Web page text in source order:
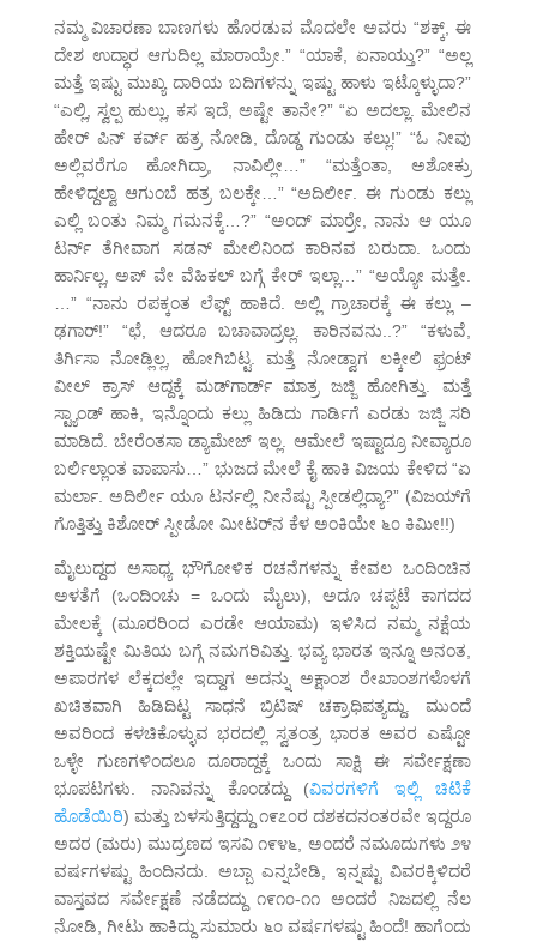
ನಮ್ಮ ವಿಚಾರಣಾ ಬಾಣಗಳು ಹೊರಡುವ ಮೊದಲೇ ಅವರು “ಶಕ್ಕ್, ಈ
ದೇಶ ಉದ್ಧಾರ ಆಗುದಿಲ್ಲ ಮಾರಾಯ್ರೇ.” “ಯಾಕೆ, ಏನಾಯ್ತು?” “ಅಲ್ಲ
ಮತ್ತೆ ಇಷ್ಟು ಮುಖ್ಯ ದಾರಿಯ ಬದಿಗಳನ್ನು ಇಷ್ಟು ಹಾಳು ಇಟ್ಕೊಳ್ಳುದಾ?”
“ಎಲ್ಲಿ, ಸ್ವಲ್ಪ ಹುಲ್ಲು, ಕಸ ಇದೆ, ಅಷ್ಟೇ ತಾನೇ?” “ಏ ಅದಲ್ಲಾ. ಮೇಲಿನ
ಹೇರ್ ಪಿನ್ ಕರ್ವ್ ಹತ್ರ ನೋಡಿ, ದೊಡ್ಡ ಗುಂಡು ಕಲ್ಲು!” “ಓ ನೀವು
ಅಲ್ಲಿವರೆಗೂ ಹೋಗಿದ್ರಾ, ನಾವಿಲ್ಲೀ…” “ಮತ್ತೆಂತಾ, ಅಶೋಕ್ರು
ಹೇಳಿದ್ದಲ್ವಾ ಆಗುಂಬೆ ಹತ್ರ ಬಲಕ್ಕೇ…” “ಅದಿರ್ಲೀ. ಈ ಗುಂಡು ಕಲ್ಲು
ಎಲ್ಲಿ ಬಂತು ನಿಮ್ಮ ಗಮನಕ್ಕೆ…?” “ಅಂದ್ ಮಾರ್ರೇ, ನಾನು ಆ ಯೂ
ಟರ್ನ್ ತೆಗೀವಾಗ ಸಡನ್ ಮೇಲಿನಿಂದ ಕಾರಿನವ ಬರುದಾ. ಒಂದು
ಹಾರ್ನಿಲ್ಲ, ಅಪ್ ವೇ ವೆಹಿಕಲ್ ಬಗ್ಗೆ ಕೇರ್ ಇಲ್ಲಾ…” “ಅಯ್ಯೋ ಮತ್ತೇ.
…” “ನಾನು ರಪಕ್ಕಂತ ಲೆಫ್ಟ್ ಹಾಕಿದೆ. ಅಲ್ಲಿ ಗ್ರಾಚಾರಕ್ಕೆ ಈ ಕಲ್ಲು –
ಢಗಾರ್!” “ಛೆ, ಆದರೂ ಬಚಾವಾದ್ರಲ್ಲ. ಕಾರಿನವನು..?” “ಕಳುವೆ,
ತಿರ್ಗಿಸಾ ನೋಡ್ಲಿಲ್ಲ, ಹೋಗಿಬಿಟ್ಟ. ಮತ್ತೆ ನೋಡ್ವಾಗ ಲಕ್ಕೀಲಿ ಫ್ರಂಟ್
ವೀಲ್ ಕ್ರಾಸ್ ಆದ್ದಕ್ಕೆ ಮಡ್‌ಗಾರ್ಡ್ ಮಾತ್ರ ಜಜ್ಜಿ ಹೋಗಿತ್ತು. ಮತ್ತೆ
ಸ್ಟ್ಯಾಂಡ್ ಹಾಕಿ, ಇನ್ನೊಂದು ಕಲ್ಲು ಹಿಡಿದು ಗಾರ್ಡಿಗೆ ಎರಡು ಜಜ್ಜಿ ಸರಿ
ಮಾಡಿದೆ. ಬೇರೆಂತಸಾ ಡ್ಯಾಮೇಜ್ ಇಲ್ಲ. ಆಮೇಲೆ ಇಷ್ಟಾದ್ರೂ ನೀವ್ಯಾರೂ
ಬರ್ಲಿಲ್ಲಾಂತ ವಾಪಾಸು…” ಭುಜದ ಮೇಲೆ ಕೈ ಹಾಕಿ ವಿಜಯ ಕೇಳಿದ “ಏ
ಮರ್ಲಾ. ಅದಿರ್ಲೀ ಯೂ ಟರ್ನಲ್ಲಿ ನೀನೆಷ್ಟು ಸ್ಪೀಡಲ್ಲಿದ್ಯಾ?” (ವಿಜಯ್‌ಗೆ
ಗೊತ್ತಿತ್ತು ಕಿಶೋರ್ ಸ್ಪೀಡೋ ಮೀಟರ್‌ನ ಕೆಳ ಅಂಕಿಯೇ ೬೦ ಕಿಮೀ!!)
ಮೈಲುದ್ದದ ಅಸಾಧ್ಯ ಭೌಗೋಳಿಕ ರಚನೆಗಳನ್ನು ಕೇವಲ ಒಂದಿಂಚಿನ
ಅಳತೆಗೆ (ಒಂದಿಂಚು = ಒಂದು ಮೈಲು), ಅದೂ ಚಪ್ಪಟೆ ಕಾಗದದ
ಮೇಲಕ್ಕೆ (ಮೂರರಿಂದ ಎರಡೇ ಆಯಾಮ) ಇಳಿಸಿದ ನಮ್ಮ ನಕ್ಷೆಯ
ಶಕ್ತಿಯಷ್ಟೇ ಮಿತಿಯ ಬಗ್ಗೆ ನಮಗರಿವಿತ್ತು. ಭವ್ಯ ಭಾರತ ಇನ್ನೂ ಅನಂತ,
ಅಪಾರಗಳ ಲೆಕ್ಕದಲ್ಲೇ ಇದ್ದಾಗ ಅದನ್ನು ಅಕ್ಷಾಂಶ ರೇಖಾಂಶಗಳೊಳಗೆ
ಖಚಿತವಾಗಿ ಹಿಡಿದಿಟ್ಟ ಸಾಧನೆ ಬ್ರಿಟಿಷ್ ಚಕ್ರಾಧಿಪತ್ಯದ್ದು. ಮುಂದೆ
ಅವರಿಂದ ಕಳಚಿಕೊಳ್ಳುವ ಭರದಲ್ಲಿ ಸ್ವತಂತ್ರ ಭಾರತ ಅವರ ಎಷ್ಟೋ
ಒಳ್ಳೇ ಗುಣಗಳಿಂದಲೂ ದೂರಾದ್ದಕ್ಕೆ ಒಂದು ಸಾಕ್ಷಿ ಈ ಸರ್ವೇಕ್ಷಣಾ
ಭೂಪಟಗಳು. ನಾನಿವನ್ನು ಕೊಂಡದ್ದು (ವಿವರಗಳಿಗೆ ಇಲ್ಲಿ ಚಿಟಿಕೆ
ಹೊಡೆಯಿರಿ) ಮತ್ತು ಬಳಸುತ್ತಿದ್ದದ್ದು ೧೯೭೦ರ ದಶಕದನಂತರವೇ ಇದ್ದರೂ
ಅದರ (ಮರು) ಮುದ್ರಣದ ಇಸವಿ ೧೯೪೬, ಅಂದರೆ ನಮೂದುಗಳು ೨೪
ವರ್ಷಗಳಷ್ಟು ಹಿಂದಿನದು. ಅಬ್ಬಾ ಎನ್ನಬೇಡಿ, ಇನ್ನಷ್ಟು ವಿವರಕ್ಕಿಳಿದರೆ
ವಾಸ್ತವದ ಸರ್ವೇಕ್ಷಣೆ ನಡೆದದ್ದು ೧೯೧೦-೧೧ ಅಂದರೆ ನಿಜದಲ್ಲಿ ನೆಲ
ನೋಡಿ, ಗೀಟು ಹಾಕಿದ್ದು ಸುಮಾರು ೬೦ ವರ್ಷಗಳಷ್ಟು ಹಿಂದೆ! ಹಾಗೆಂದು